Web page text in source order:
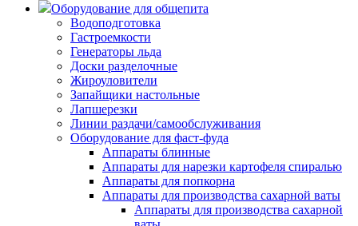
Оборудование для общепита
Водоподготовка
Гастроемкости
Генераторы льда
Доски разделочные
Жироуловители
Запайщики настольные
Лапшерезки
Линии раздачи/самообслуживания
Оборудование для фаст-фуда
Аппараты блинные
Аппараты для нарезки картофеля спиралью
Аппараты для попкорна
Аппараты для производства сахарной ваты
Аппараты для производства сахарной